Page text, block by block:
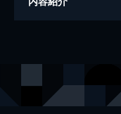
レーベル 週プレ